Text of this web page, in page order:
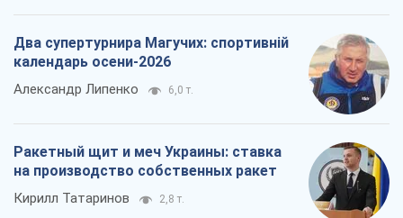
Два супертурнира Магучих: спортивній
календарь осени-2026
Александр Липенко 6,0 т.
Ракетный щит и меч Украины: ставка
на производство собственных ракет
Кирилл Татаринов 2,8 т.